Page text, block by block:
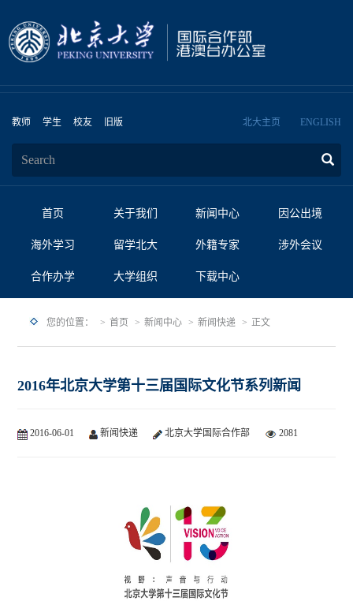
教师 学生 校友 旧版 北大主页 ENGLISH
首页 关于我们 新闻中心 因公出境
海外学习 留学北大 外籍专家 涉外会议
合作办学 大学组织 下载中心
您的位置： 首页 新闻中心 新闻快递 正文
2016年北京大学第十三届国际文化节系列新闻
2016-06-01 新闻快递 北京大学国际合作部 2081